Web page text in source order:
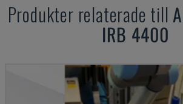
Produkter relaterade till
IRB 4400